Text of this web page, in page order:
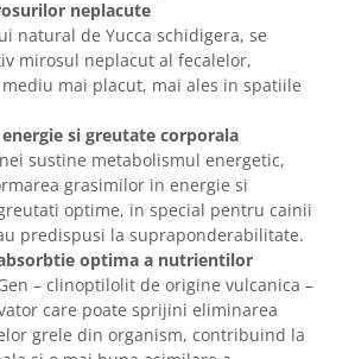
neplacute
natural de Yucca schidigera, se
mirosul neplacut al fecalelor,
mai placut, mai ales in spatiile
si greutate corporala
sustine metabolismul energetic,
grasimilor in energie si
optime, in special pentru cainii
predispusi la supraponderabilitate.
optima a nutrientilor
– clinoptilolit de origine vulcanica –
care poate sprijini eliminarea
grele din organism, contribuind la